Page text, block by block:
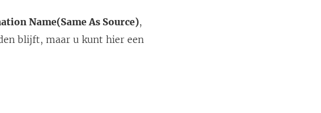
Name(Same As Source),
blijft, maar u kunt hier een